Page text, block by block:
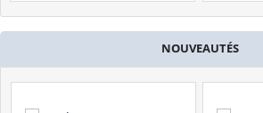
ELIMINE LES FILTRES
navigate_beforeCATÉGORIE
NOUVEAUTÉS